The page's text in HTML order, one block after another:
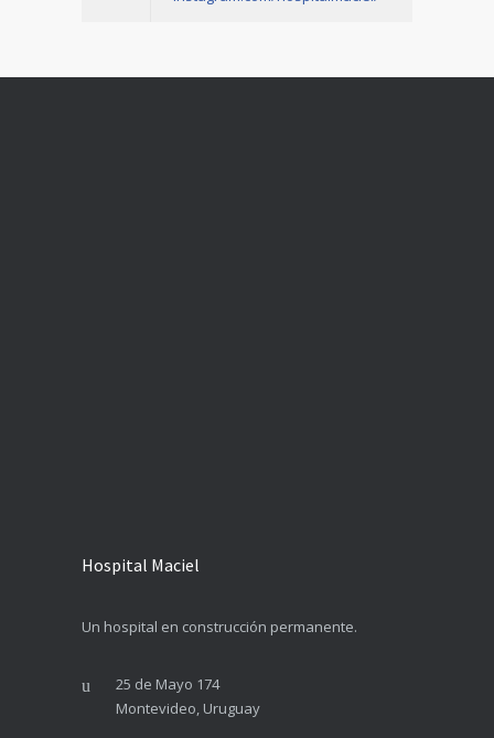
Hospital Maciel
Un hospital en construcción permanente.
25 de Mayo 174
Montevideo, Uruguay